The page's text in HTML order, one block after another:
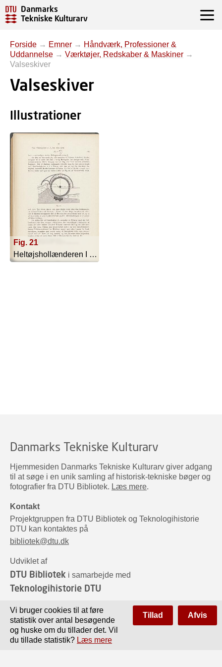
Danmarks
Tekniske Kulturarv
Forside → Emner → Håndværk, Professioner &
Uddannelse → Værktøjer, Redskaber & Maskiner →
Valseskiver
Valseskiver
Illustrationer
Fig. 21
Heltøjshollænderen I Og II - 1919
Danmarks Tekniske Kulturarv
Hjemmesiden Danmarks Tekniske Kulturarv giver adgang
til at søge i en unik samling af historisk-tekniske bøger og
fotografier fra DTU Bibliotek. Læs mere.
Kontakt
Projektgruppen fra DTU Bibliotek og Teknologihistorie
DTU kan kontaktes på
bibliotek@dtu.dk
Udviklet af
DTU Bibliotek i samarbejde med
Teknologihistorie DTU
Sponsorer
Vi bruger cookies til at føre
statistik over antal besøgende
og huske om du tillader det. Vil
du tillade statistik? Læs mere
Tillad Afvis